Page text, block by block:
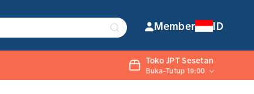
Member ID
Toko JPT Sesetan
Buka-Tutup 19:00